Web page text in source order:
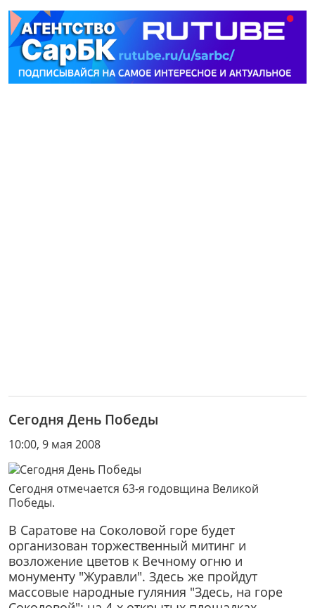
Сегодня День Победы
10:00, 9 мая 2008
Сегодня отмечается 63-я годовщина Великой
Победы.
В Саратове на Соколовой горе будет
организован торжественный митинг и
возложение цветов к Вечному огню и
монументу "Журавли". Здесь же пройдут
массовые народные гуляния "Здесь, на горе